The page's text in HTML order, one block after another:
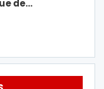
de…